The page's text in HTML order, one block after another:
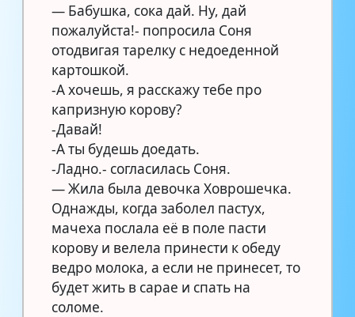
— Бабушка, сока дай. Ну, дай
пожалуйста!- попросила Соня
отодвигая тарелку с недоеденной
картошкой.
-А хочешь, я расскажу тебе про
капризную корову?
-Давай!
-А ты будешь доедать.
-Ладно.- согласилась Соня.
— Жила была девочка Ховрошечка.
Однажды, когда заболел пастух,
мачеха послала её в поле пасти
корову и велела принести к обеду
ведро молока, а если не принесет, то
будет жить в сарае и спать на
соломе.